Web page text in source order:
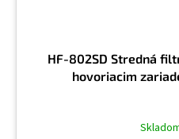
HF-802SD Stredná
hovoriacim